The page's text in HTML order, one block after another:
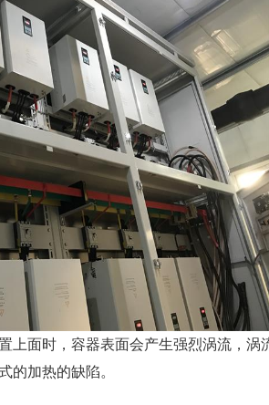
面时，容器表面会产生强烈涡流，涡
的加热的缺陷。